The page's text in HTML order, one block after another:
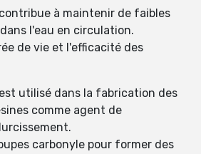
à maintenir de faibles
l'eau en circulation.
de vie et l'efficacité des
utilisé dans la fabrication des
comme agent de
carbonyle pour former des